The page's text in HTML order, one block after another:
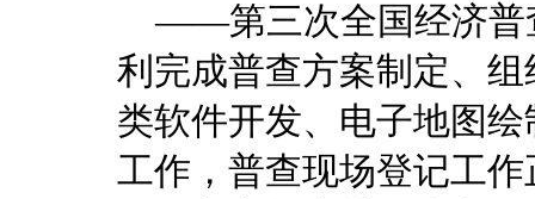
——第三次全国经济普
利完成普查方案制定、
类软件开发、电子地图
工作，普查现场登记工